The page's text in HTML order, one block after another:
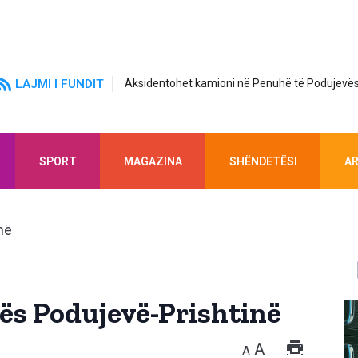
LAJMI I FUNDIT Aksidentohet kamioni në Penuhë të
SPORT MAGAZINA SHËNDETËSI
Podujevë-Prishtinë
A A